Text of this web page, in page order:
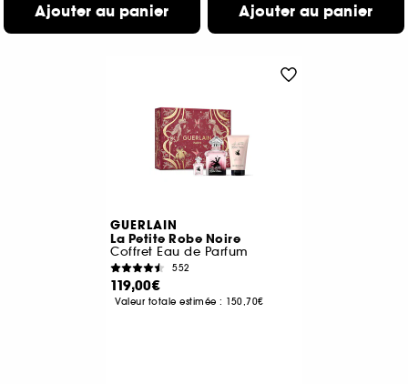
Ajouter au panier Ajouter au panier
GUERLAIN
La Petite Robe Noire
Coffret Eau de Parfum
552
119,00€
Valeur totale estimée : 150,70€